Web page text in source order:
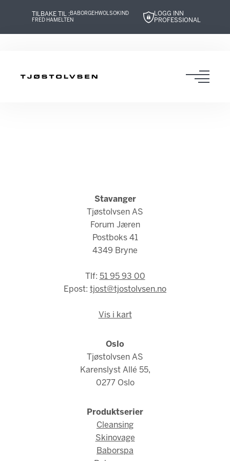
innhold
navigasjon
innhold
navigasjon
TILBAKE TIL :BABORGEHWOLSOKIND
FRED HAMELTEN
LOGG INN
PROFESSIONAL
Stavanger
Tjøstolvsen AS
Forum Jæren
Postboks 41
4349 Bryne
Tlf: 51 95 93 00
Epost: tjost@tjostolvsen.no
Vis i kart
Oslo
Tjøstolvsen AS
Karenslyst Allé 55,
0277 Oslo
Produktserier
Cleansing
Skinovage
Baborspa